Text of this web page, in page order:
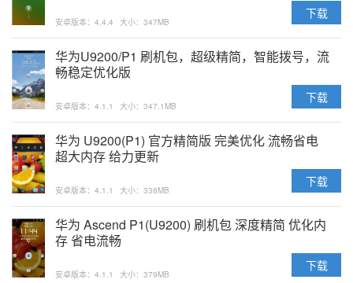
安卓版本：4.4.4 大小：347MB
下载
华为U9200/P1 刷机包，超级精简，智能拨号，流
畅稳定优化版
安卓版本：4.1.1 大小：347.1MB
下载
华为 U9200(P1) 官方精简版 完美优化 流畅省电
超大内存 给力更新
安卓版本：4.1.1 大小：338MB
下载
华为 Ascend P1(U9200) 刷机包 深度精简 优化内
存 省电流畅
安卓版本：4.1.1 大小：379MB
下载